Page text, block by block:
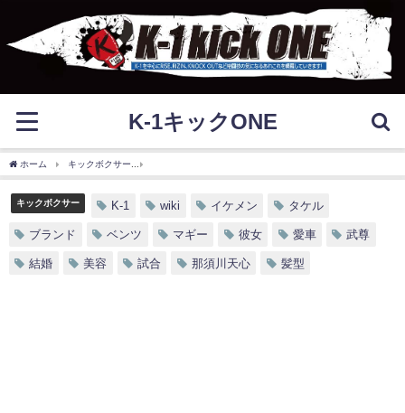
K-1キックONE
ホーム キックボクサー
キックボクサー K-1 wiki イケメン タケル
ブランド ベンツ マギー 彼女 愛車 武尊
結婚 美容 試合 那須川天心 髪型